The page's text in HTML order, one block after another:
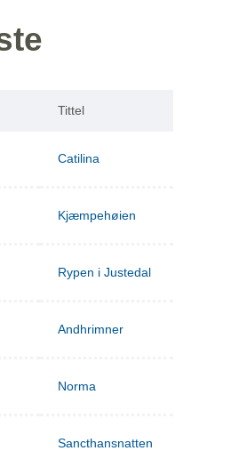
Tittel
Catilina
Kjæmpehøien
Rypen i Justedal
Andhrimner
Norma
Sancthansnatten